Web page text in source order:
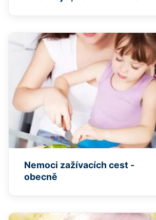
Nemoci zažívacích cest -
obecně